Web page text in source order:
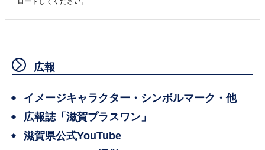
広報
イメージキャラクター・シンボルマーク・他
広報誌「滋賀プラスワン」
滋賀県公式YouTube